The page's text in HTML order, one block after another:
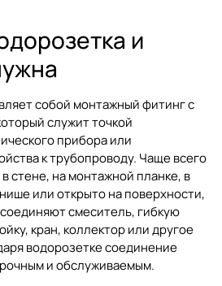
и
собой монтажный фитинг с
служит точкой
прибора или
к трубопроводу. Чаще всего
стене, на монтажной планке, в
или открыто на поверхности,
смеситель, гибкую
кран, коллектор или другое
водорозетке соединение
и обслуживаемым.